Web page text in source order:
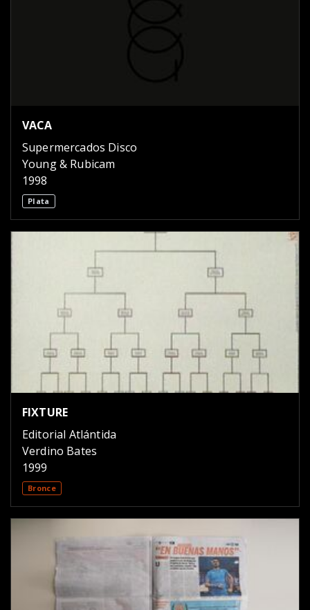
VACA
Supermercados Disco
Young & Rubicam
1998
Plata
FIXTURE
Editorial Atlántida
Verdino Bates
1999
Bronce